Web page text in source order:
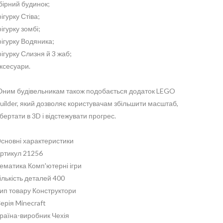
будинок;
Стіва;
зомбі;
Водяника;
Слизня й 3 жаб;
будівельникам також подобається додаток LEGO
який дозволяє користувачам збільшити масштаб,
в 3D і відстежувати прогрес.
характеристики
21256
Комп'ютерні ігри
деталей 400
товару Конструктори
Minecraft
виробник Чехія